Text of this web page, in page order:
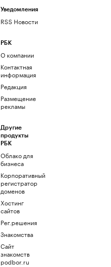
Уведомления
RSS Новости
РБК
О компании
Контактная
информация
Редакция
Размещение
рекламы
Другие
продукты
РБК
Облако для
бизнеса
Корпоративный
регистратор
доменов
Хостинг
сайтов
Рег.решения
Знакомства
Сайт
знакомств
podbor.ru